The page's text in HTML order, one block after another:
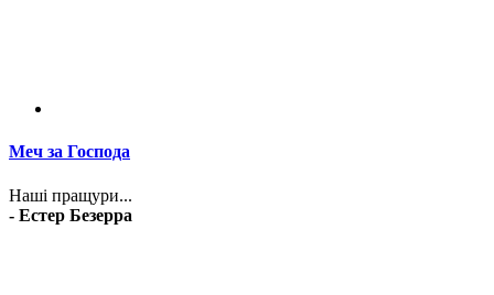
Меч за Господа
Наші пращури...
- Естер Безерра